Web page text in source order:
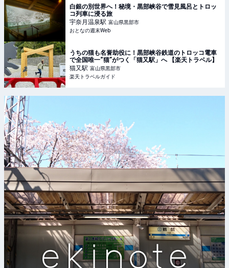
白銀の別世界へ！秘境・黒部峡谷で雪見風呂とトロッ
コ列車に浸る旅
宇奈月温泉駅 富山県黒部市
おとなの週末Web
うちの猫も名誉助役に！黒部峡谷鉄道のトロッコ電車
で全国唯一“猫”がつく「猫又駅」へ 【楽天トラベル】
猫又駅 富山県黒部市
楽天トラベルガイド